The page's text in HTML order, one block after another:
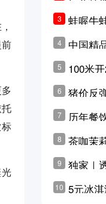
涨超5
3
蛙喔牛
4
中国精
ner、
实？
5
100米
6
猪价反
原奶价
7
历年餐
8
茶咖茉
横州花
9
独家｜
学林公
10 5元冰